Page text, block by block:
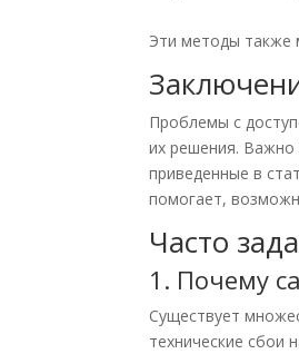
Эти методы также
Проблемы с
их решения. Важно
приведенные в
помогает,
Часто
1. Почему
Существует
технические сбои